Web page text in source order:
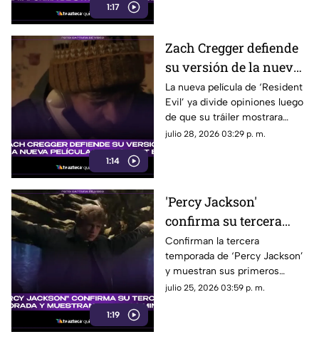
1:17
1:14
Zach Cregger defiende
su versión de la nueva
película de 'Resident
Evil' y esto fue lo que
dijo al respecto
La nueva película de ‘Resident
Evil’ ya divide opiniones luego
de que su tráiler mostrara
elementos que no gustan a los
julio 28, 2026 03:29 p. m.
1:19
'Percy Jackson'
confirma su tercera
temporada y muestra
sus primeros minutos:
¿Cuándo se estrena?
Confirman la tercera
temporada de ‘Percy Jackson’
y muestran sus primeros
minutos. Fecha de estreno y
julio 25, 2026 03:59 p. m.